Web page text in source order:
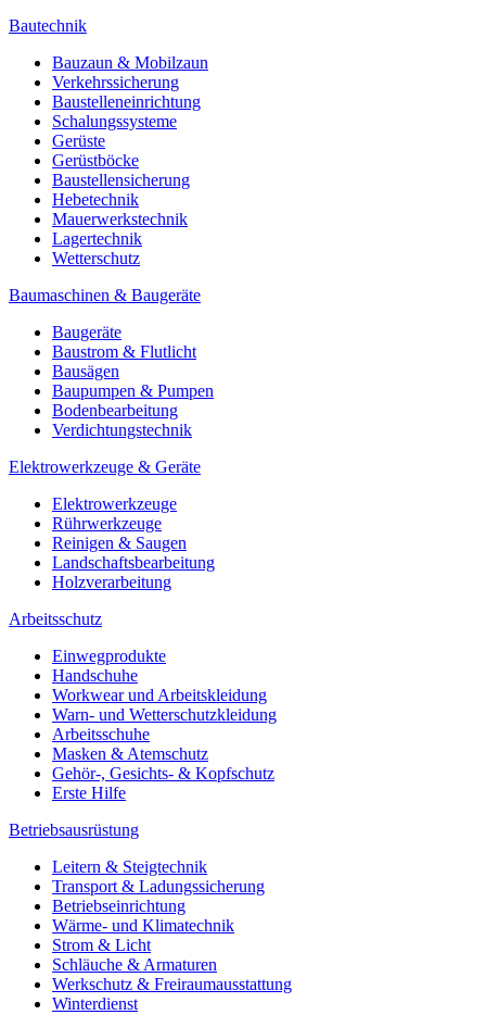
Bautechnik
Bauzaun & Mobilzaun
Verkehrssicherung
Baustelleneinrichtung
Schalungssysteme
Gerüste
Gerüstböcke
Baustellensicherung
Hebetechnik
Mauerwerkstechnik
Lagertechnik
Wetterschutz
Baumaschinen & Baugeräte
Baugeräte
Baustrom & Flutlicht
Bausägen
Baupumpen & Pumpen
Bodenbearbeitung
Verdichtungstechnik
Elektrowerkzeuge & Geräte
Elektrowerkzeuge
Rührwerkzeuge
Reinigen & Saugen
Landschaftsbearbeitung
Holzverarbeitung
Arbeitsschutz
Einwegprodukte
Handschuhe
Workwear und Arbeitskleidung
Warn- und Wetterschutzkleidung
Arbeitsschuhe
Masken & Atemschutz
Gehör-, Gesichts- & Kopfschutz
Erste Hilfe
Betriebsausrüstung
Leitern & Steigtechnik
Transport & Ladungssicherung
Betriebseinrichtung
Wärme- und Klimatechnik
Strom & Licht
Schläuche & Armaturen
Werkschutz & Freiraumausstattung
Winterdienst